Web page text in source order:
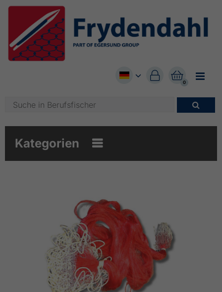


0

Kategorien 